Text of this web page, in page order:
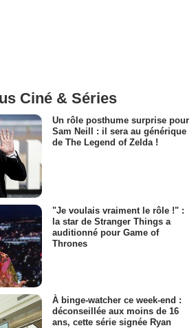
Ciné & Séries
Un rôle posthume surprise pour
Sam Neill : il sera au générique
de The Legend of Zelda !
"Je voulais vraiment le rôle !" :
la star de Stranger Things a
auditionné pour Game of
Thrones
À binge-watcher ce week-end :
déconseillée aux moins de 16
ans, cette série signée Ryan